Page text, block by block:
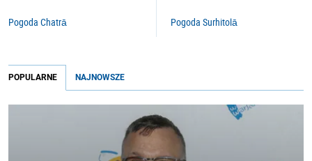
Pogoda Chatrā Pogoda Surhitolā
POPULARNE NAJNOWSZE